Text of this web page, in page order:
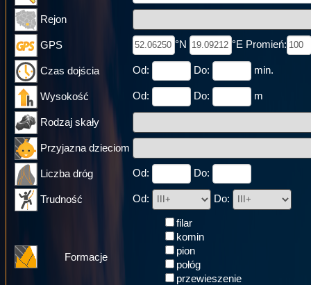
Rejon
GPS °N °E Promień:
Czas dojścia Od: Do: min.
Wysokość Od: Do: m
Rodzaj skały
Przyjazna dzieciom
Liczba dróg Od: Do:
Trudność Od: Do:
Formacje
filar
komin
pion
połóg
przewieszenie